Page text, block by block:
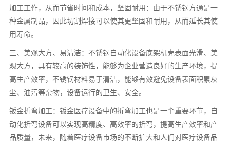
加工工作，从而节省时间和成本，坚固耐用：由于不锈钢方通是一
种金属制品，因此切割焊接可以使其更坚固和耐用，从而延长其使
用寿命。
三、美观大方、易清洁：不锈钢自动化设备底架机壳表面光滑、美
观大方，具有较高的装饰性，能够为企业营造良好的生产环境，提
高生产效率，不锈钢材料易于清洁，能够有效避免设备表面积累灰
尘、油污等杂物，设备运行的卫生、安全。
钣金折弯加工：钣金医疗设备中的折弯加工也是一个重要环节，自
动化折弯设备可以实现高精度、高效率的折弯，提高生产效率和产
品质量，未来，随着医疗设备市场的不断扩大和人们对医疗设备品